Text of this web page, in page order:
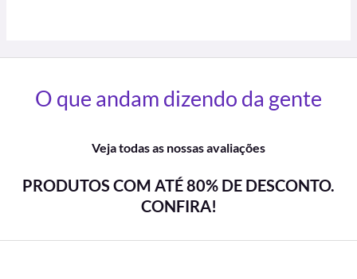
O que andam dizendo da gente
Veja todas as nossas avaliações
PRODUTOS COM ATÉ 80% DE DESCONTO.
CONFIRA!